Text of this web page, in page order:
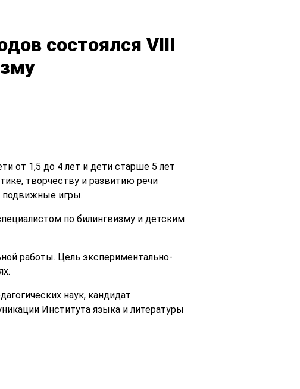
состоялся VIII
от 1,5 до 4 лет и дети старше 5 лет
творчеству и развитию речи
подвижные игры.
по билингвизму и детским
работы. Цель экспериментально-
наук, кандидат
Института языка и литературы